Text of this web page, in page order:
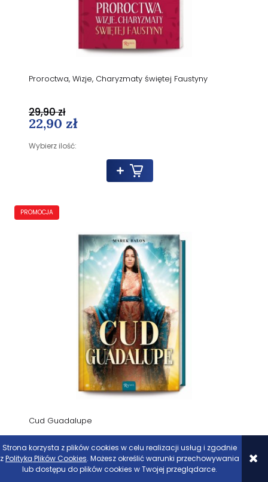
Strona korzysta z plików cookies w celu realizacji usług i zgodnie
zPolityką Plików Cookies. Możesz określić warunki przechowywania
lub dostępu do plików cookies w Twojej przeglądarce.
Proroctwa, Wizje, Charyzmaty świętej Faustyny
22,90 zł
Wybierz ilość:
29,90 zł
Cud Guadalupe
29,90 zł
39,90 zł
PROMOCJA